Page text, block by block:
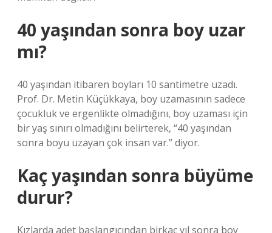
40 yaşından sonra boy uzar
mı?
40 yaşından itibaren boyları 10 santimetre uzadı.
Prof. Dr. Metin Küçükkaya, boy uzamasının sadece
çocukluk ve ergenlikte olmadığını, boy uzaması için
bir yaş sınırı olmadığını belirterek, “40 yaşından
sonra boyu uzayan çok insan var.” diyor.
Kaç yaşından sonra büyüme
durur?
Kızlarda adet başlangıcından birkaç yıl sonra boy